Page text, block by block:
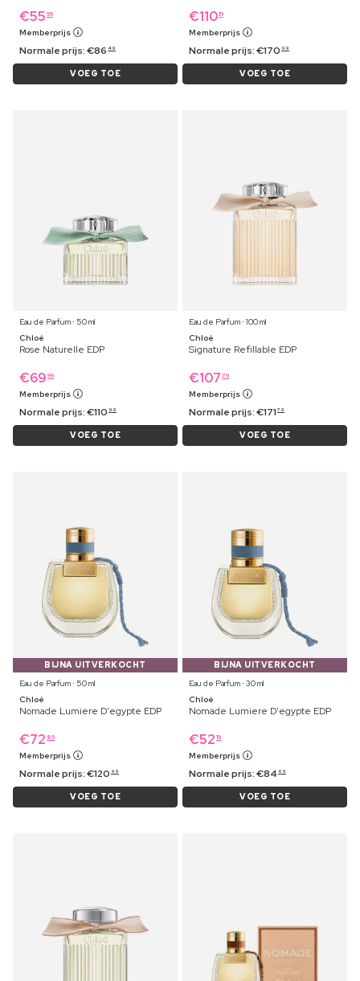
€55 99
Memberprijs
Normale prijs:€86 49
VOEG TOE
€11019
Memberprijs
Normale prijs:€170 99
VOEG TOE
Eau de Parfum ⋅ 50 ml
Chloé
Rose Naturelle EDP
€69 99
Memberprijs
Normale prijs:€110 99
VOEG TOE
Eau de Parfum ⋅ 100 ml
Chloé
Signature Refillable EDP
€107 79
Memberprijs
Normale prijs:€171 79
VOEG TOE
BIJNA UITVERKOCHT
Eau de Parfum ⋅ 50 ml
Chloé
Nomade Lumiere D'egypte EDP
€72 89
Memberprijs
Normale prijs:€120 99
VOEG TOE
BIJNA UITVERKOCHT
Eau de Parfum ⋅ 30 ml
Chloé
Nomade Lumiere D'egypte EDP
€52 19
Memberprijs
Normale prijs:€84 69
VOEG TOE